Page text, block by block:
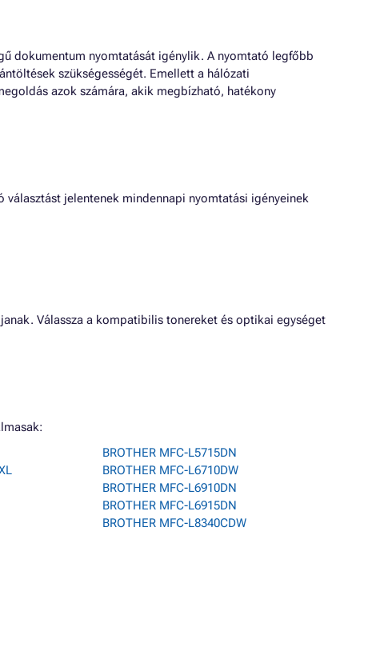
dokumentum nyomtatását igénylik. A nyomtató legfőbb
szükségességét. Emellett a hálózati
azok számára, akik megbízható, hatékony
választást jelentenek mindennapi nyomtatási igényeinek
Válassza a kompatibilis tonereket és optikai egységet
BROTHER MFC-L5715DN
BROTHER MFC-L6710DW
BROTHER MFC-L6910DN
BROTHER MFC-L6915DN
BROTHER MFC-L8340CDW